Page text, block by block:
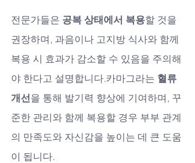
전문가들은 공복 상태에서 복용할 것을
권장하며, 과음이나 고지방 식사와 함께
복용 시 효과가 감소할 수 있음을 주의해
야 한다고 설명합니다.카마그라는 혈류
개선을 통해 발기력 향상에 기여하며, 꾸
준한 관리와 함께 복용할 경우 부부 관계
의 만족도와 자신감을 높이는 데 큰 도움
이 됩니다.